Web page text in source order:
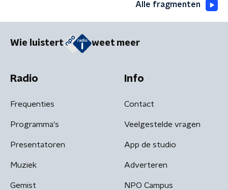
Alle fragmenten
Wie luistert weet meer
Radio
Frequenties
Programma's
Presentatoren
Muziek
Gemist
Info
Contact
Veelgestelde vragen
App de studio
Adverteren
NPO Campus